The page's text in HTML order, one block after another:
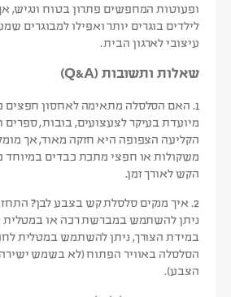
ופעוטותהמחפשים פתרון בטוח ונגיש,
לילדים בוגרים יותרואפילו למבוגרים
עיצובי לארגון הבית.
שאלות ותשובות (Q&A)
1. האם הסלסלה מתאימה לאחסון חפצים כבדים?
מיועדת בעיקר לצעצועים, בובות, ספרים
הקליעה הצפופה היא חזקה מאוד, אך
משקולות או חפצי מתכת כבדים במיוחד
הקש לאורך זמן.
2. איך מנקים סלסלת קש בצבע לבן?
ניתן להשתמש במברשת רכה או
במידת הצורך, ניתן להשתמש במטלית
הסלסלה באוויר הפתוח (לא בשמש ישירה
הצבע).